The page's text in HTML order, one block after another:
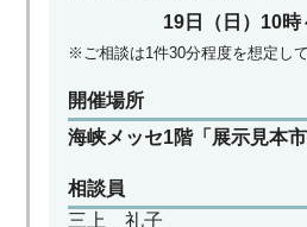
19日（日）10時
※ご相談は1件30分程度を想定して
開催場所
海峡メッセ1階「展示見本市
相談員
三上 礼子